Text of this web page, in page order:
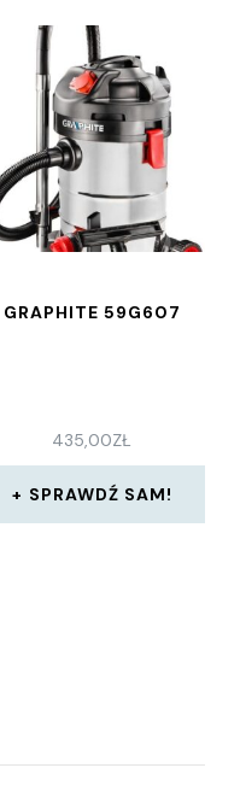
GRAPHITE 59G607
435,00ZŁ
SPRAWDŹ SAM!